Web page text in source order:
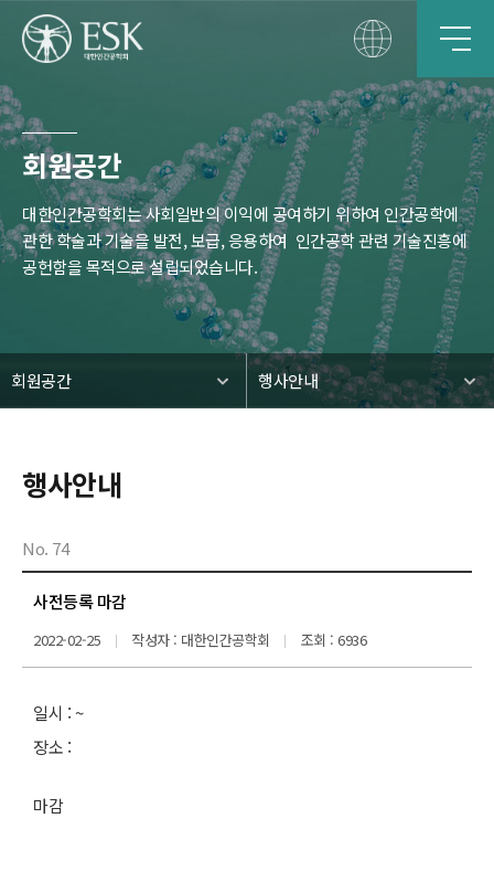
회원공간
대한인간공학회는 사회일반의 이익에 공여하기 위하여 인간공학에
관한 학술과 기술을 발전, 보급, 응용하여 인간공학 관련 기술진흥에
공헌함을 목적으로 설립되었습니다.
회원공간 행사안내
행사안내
No. 74
사전등록 마감
2022-02-25 작성자 : 대한인간공학회 조회 : 6936
일시 : ~
장소 :
마감